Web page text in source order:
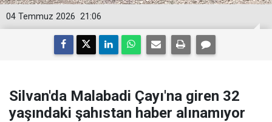
21:06
04 Temmuz 2026
Silvan'da Malabadi Çayı'na giren 32
yaşındaki şahıstan haber alınamıyor